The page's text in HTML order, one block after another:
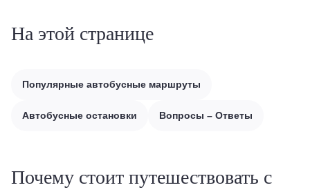
На этой странице
Популярные автобусные маршруты
Автобусные остановки Вопросы – Ответы
Почему стоит путешествовать с